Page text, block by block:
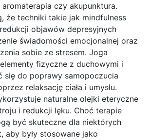
czy akupunktura.
że techniki takie jak mindfulness
objawów depresyjnych
świadomości emocjonalnej oraz
sobie ze stresem. Joga
fizyczne z duchowymi i
się do poprawy samopoczucia
relaksację ciała i umysłu.
naturalne olejki eteryczne
i redukcji lęku. Choć terapie
być skuteczne dla niektórych
aby były stosowane jako